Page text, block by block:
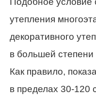
утепления
декоративного
в большей
Как правило,
в пределах 30-120